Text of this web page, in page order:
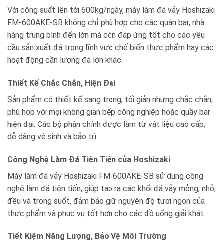
Với công suất lên tới 600kg/ngày, máy làm đá vảy Hoshizaki
FM-600AKE-SB không chỉ phù hợp cho các quán bar, nhà
hàng trung bình đến lớn mà còn đáp ứng tốt cho các yêu
cầu sản xuất đá trong lĩnh vực chế biến thực phẩm hay các
hoạt động cần lượng đá lớn khác.
Thiết Kế Chắc Chắn, Hiện Đại
Sản phẩm có thiết kế sang trọng, tối giản nhưng chắc chắn,
phù hợp với mọi không gian bếp công nghiệp hoặc quầy bar
hiện đại. Các bộ phận chính được làm từ vật liệu cao cấp,
dễ dàng vệ sinh và bảo trì.
Công Nghệ Làm Đá Tiên Tiến của Hoshizaki
Máy làm đá vảy Hoshizaki FM-600AKE-SB sử dụng công
nghệ làm đá tiên tiến, giúp tạo ra các khối đá vảy mỏng, nhỏ,
đều và trong suốt, đảm bảo giữ nguyên độ tươi ngon của
thực phẩm và phục vụ tốt hơn cho các đồ uống giải khát.
Tiết Kiệm Năng Lượng, Bảo Vệ Môi Trường